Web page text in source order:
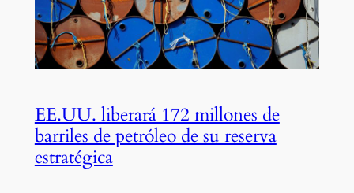
EE.UU. liberará 172 millones de
barriles de petróleo de su reserva
estratégica